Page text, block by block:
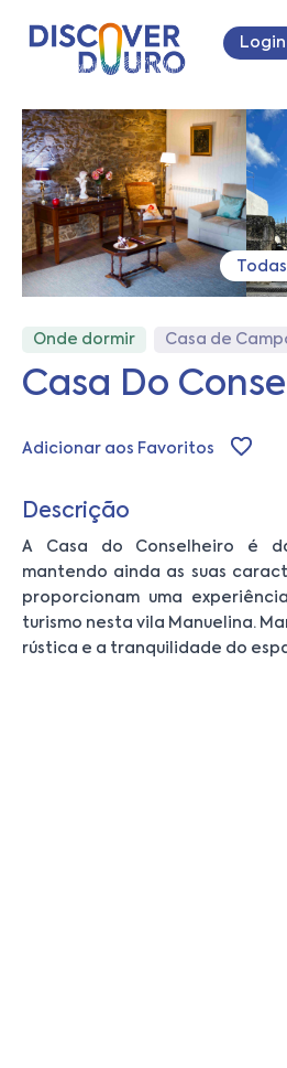
Login
Onde dormir Casa de
Casa Do
Adicionar aos Favoritos
Descrição
A Casa do Conselheiro é
mantendo ainda as suas
proporcionam uma
turismo nesta vila Manuelina.
rústica e a tranquilidade do